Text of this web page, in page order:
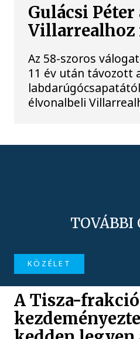
Gulácsi Péter
Villarrealhoz
Az 58-szoros
11 év után távozott
élvonalbeli
TOVÁBBI
KÖZÉLET
A Tisza-frakció